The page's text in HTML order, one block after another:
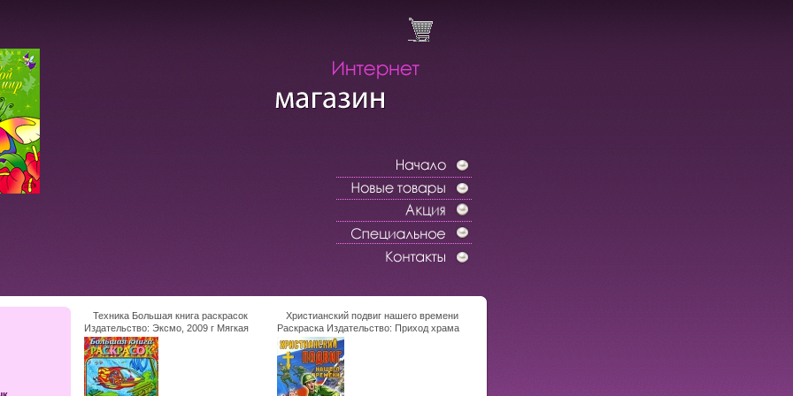
Техника Большая книга раскрасок
Издательство: Эксмо, 2009 г Мягкая
обложка, 80 стр ISBN 978-5-699-38410-5
Тираж: 10000 экз Формат: 60x84/8
(~210x280 мм) инфо 1005f.
Христианский подвиг нашего времени
Раскраска Издательство: Приход храма
Святаго Духа сошествия, 2008 г Мягкая
обложка, 12 стр ISBN 978-5-98891-299-6
Тираж: 10000 экз Формат: 60x84/8
(~210x280 мм) инфо 1008f.